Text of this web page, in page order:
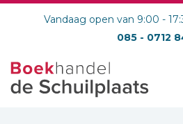
Vandaag open van 9:00 -
085 - 0712